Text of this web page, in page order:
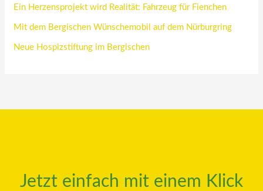
Ein Herzensprojekt wird Realität: Fahrzeug für Fienchen
Mit dem Bergischen Wünschemobil auf dem Nürburgring
Neue Hospizstiftung im Bergischen
Jetzt einfach mit einem Klick